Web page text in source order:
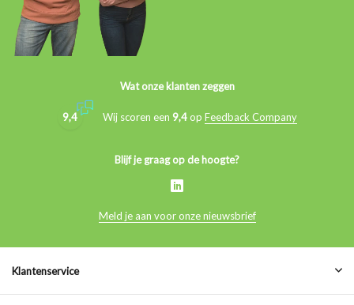
Wat onze klanten zeggen
9,4 Wij scoren een 9,4op Feedback Company
Blijf je graag op de hoogte?
Meld je aan voor onze nieuwsbrief
Klantenservice